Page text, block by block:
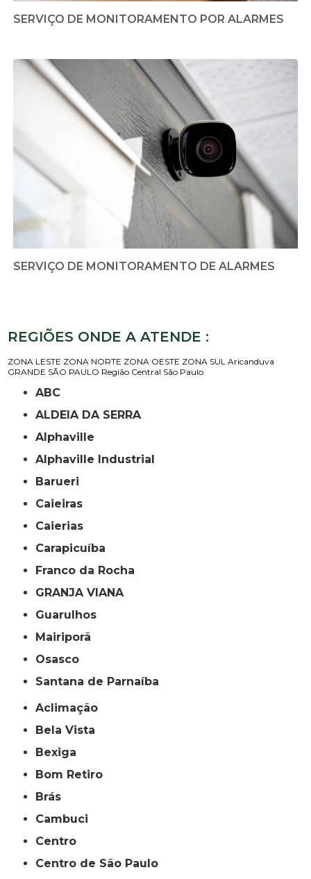
SERVIÇO DE MONITORAMENTO POR ALARMES
SERVIÇO DE MONITORAMENTO DE ALARMES
REGIÕES ONDE A ATENDE :
ZONA LESTE ZONA NORTE ZONA OESTE ZONA SUL Aricanduva
GRANDE SÃO PAULO Região Central São Paulo
ABC
ALDEIA DA SERRA
Alphaville
Alphaville Industrial
Barueri
Caieiras
Caierias
Carapicuíba
Franco da Rocha
GRANJA VIANA
Guarulhos
Mairiporã
Osasco
Santana de Parnaíba
Aclimação
Bela Vista
Bexiga
Bom Retiro
Brás
Cambuci
Centro
Centro de São Paulo